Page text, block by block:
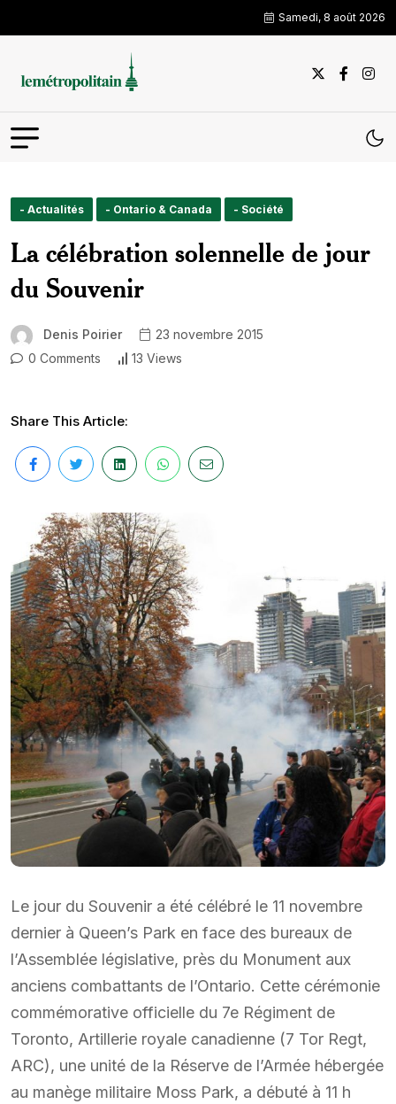
Samedi, 8 août 2026
- Actualités - Ontario & Canada - Société
La célébration solennelle de jour
du Souvenir
Denis Poirier
23 novembre 2015
0 Comments
13 Views
Share This Article:
Le jour du Souvenir a été célébré le 11 novembre
dernier à Queen’s Park en face des bureaux de
l’Assemblée législative, près du Monument aux
anciens combattants de l’Ontario. Cette cérémonie
commémorative officielle du 7e Régiment de
Toronto, Artillerie royale canadienne (7 Tor Regt,
ARC), une unité de la Réserve de l’Armée hébergée
au manège militaire Moss Park, a débuté à 11 h